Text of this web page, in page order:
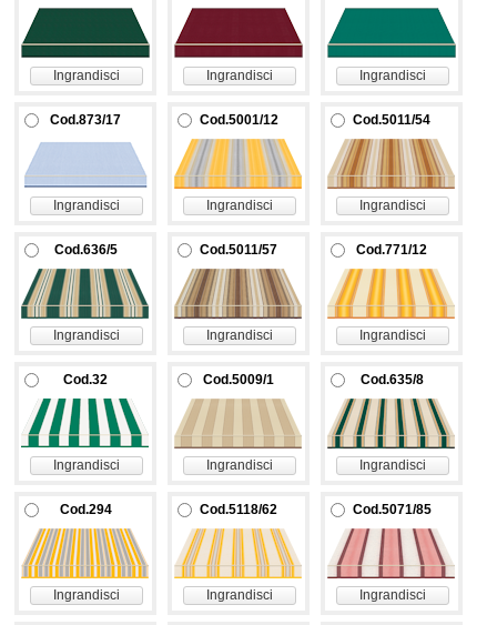
Ingrandisci Ingrandisci Ingrandisci
Cod.873/17
Ingrandisci
Cod.5001/12
Ingrandisci
Cod.5011/54
Ingrandisci
Cod.636/5
Ingrandisci
Cod.5011/57
Ingrandisci
Cod.771/12
Ingrandisci
Cod.32
Ingrandisci
Cod.5009/1
Ingrandisci
Cod.635/8
Ingrandisci
Cod.294
Ingrandisci
Cod.5118/62
Ingrandisci
Cod.5071/85
Ingrandisci